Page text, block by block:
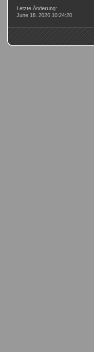
Letzte Änderung:
June 18. 2026 10:24:20